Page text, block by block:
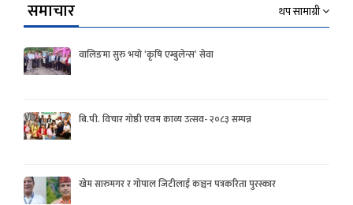
समाचार थप सामाग्री
वालिङमा सुरु भयो ‘कृषि एम्बुलेन्स’ सेवा
बि.पी. विचार गोष्ठी एवम काव्य उत्सव- २०८३ सम्पन्न
खेम सारुमगर र गोपाल जिटीलाई कञ्चन पत्रकरिता पुरस्कार